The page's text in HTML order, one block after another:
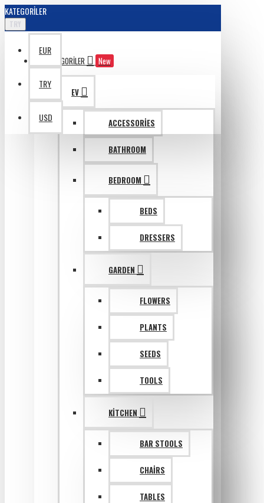
KATEGORILER
TRY
EUR
TRY
USD
KATAGORILER New
EV
ACCESSORIES
BATHROOM
BEDROOM
BEDS
DRESSERS
GARDEN
FLOWERS
PLANTS
SEEDS
TOOLS
KITCHEN
BAR STOOLS
CHAIRS
TABLES